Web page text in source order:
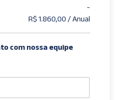
-
R$ 1.860,00 / Anual
com nossa equipe